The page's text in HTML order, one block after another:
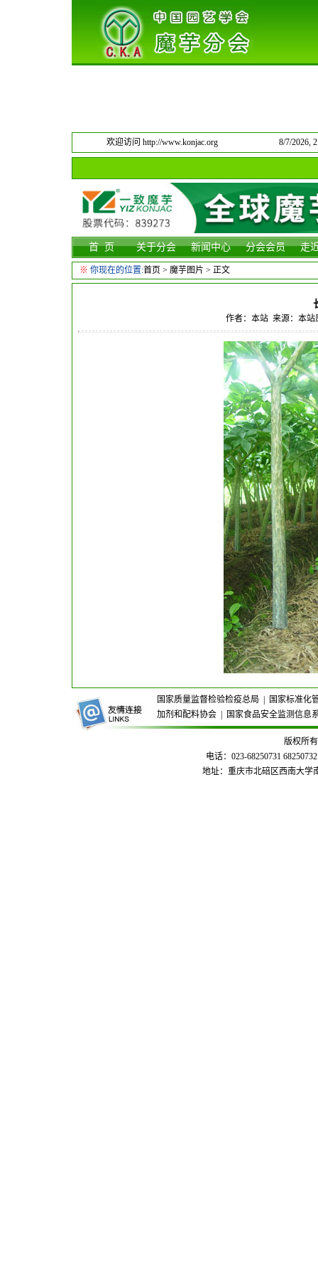
欢迎访问 http://www.konjac.org 8/7/2026,
首 页 关于分会 新闻中心 分会会员 走
※ 你现在的位置:首页 > 魔芋图片 > 正文
作者：本站 来源：本站
国家质量监督检验检疫总局
国家标准化
加剂和配料协会
国家食品安全监测信息
版权所
电话：023-68250731
地址：重庆市北碚区西南大学